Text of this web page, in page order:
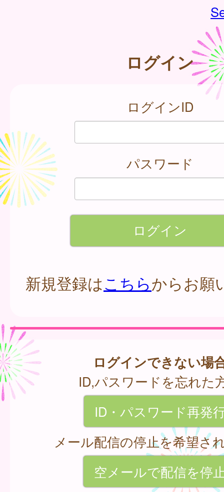
ログイン
ログインID
パスワード
新規登録はこちらからお願
ログインできない場
ID,パスワードを忘れた
ID・パスワード再発
メール配信の停止を希望さ
空メールで配信を停